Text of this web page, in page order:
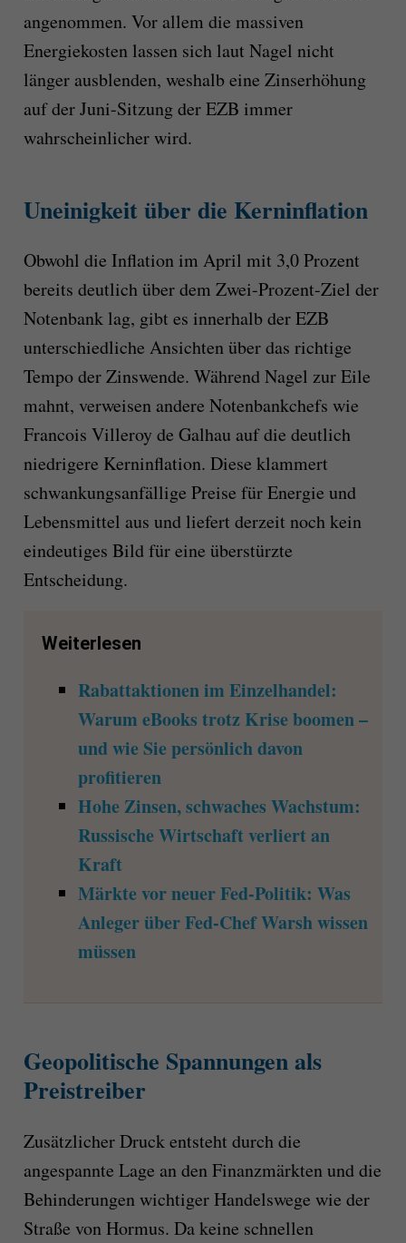
angenommen. Vor allem die massiven
Energiekosten lassen sich laut Nagel nicht
länger ausblenden, weshalb eine Zinserhöhung
auf der Juni-Sitzung der EZB immer
wahrscheinlicher wird.
Uneinigkeit über die Kerninflation
Obwohl die Inflation im April mit 3,0 Prozent
bereits deutlich über dem Zwei-Prozent-Ziel der
Notenbank lag, gibt es innerhalb der EZB
unterschiedliche Ansichten über das richtige
Tempo der Zinswende. Während Nagel zur Eile
mahnt, verweisen andere Notenbankchefs wie
Francois Villeroy de Galhau auf die deutlich
niedrigere Kerninflation. Diese klammert
schwankungsanfällige Preise für Energie und
Lebensmittel aus und liefert derzeit noch kein
eindeutiges Bild für eine überstürzte
Entscheidung.
Weiterlesen
Rabattaktionen im Einzelhandel:
Warum eBooks trotz Krise boomen –
und wie Sie persönlich davon
profitieren
Hohe Zinsen, schwaches Wachstum:
Russische Wirtschaft verliert an
Kraft
Märkte vor neuer Fed-Politik: Was
Anleger über Fed-Chef Warsh wissen
müssen
Geopolitische Spannungen als
Preistreiber
Zusätzlicher Druck entsteht durch die
angespannte Lage an den Finanzmärkten und die
Behinderungen wichtiger Handelswege wie der
Straße von Hormus. Da keine schnellen